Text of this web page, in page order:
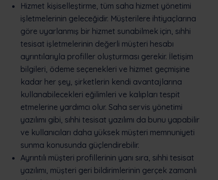
Hizmet kişiselleştirme, tüm saha hizmet yönetimi
işletmelerinin geleceğidir. Müşterilere ihtiyaçlarına
göre uyarlanmış bir hizmet sunabilmek için, sıhhi
tesisat işletmelerinin değerli müşteri hesabı
ayrıntılarıyla profiller oluşturması gerekir. İletişim
bilgileri, ödeme seçenekleri ve hizmet geçmişine
kadar her şey, şirketlerin kendi avantajlarına
kullanabilecekleri eğilimleri ve kalıpları tespit
etmelerine yardımcı olur. Saha servis yönetimi
yazılımı gibi, sıhhi tesisat yazılımı da bunu yapabilir
ve kullanıcıları daha yüksek müşteri memnuniyeti
sunma konusunda güçlendirebilir.
Ayrıntılı müşteri profillerinin yanı sıra, sıhhi tesisat
yazılımı, müşteri geri bildirimlerinin gerçek zamanlı